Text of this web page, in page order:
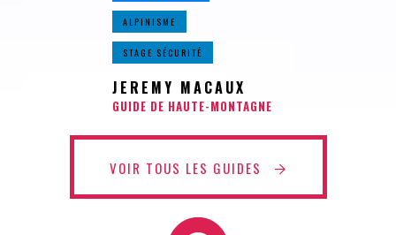
ALPINISME
STAGE SÉCURITÉ
JEREMY MACAUX
GUIDE DE HAUTE-MONTAGNE
VOIR TOUS LES GUIDES